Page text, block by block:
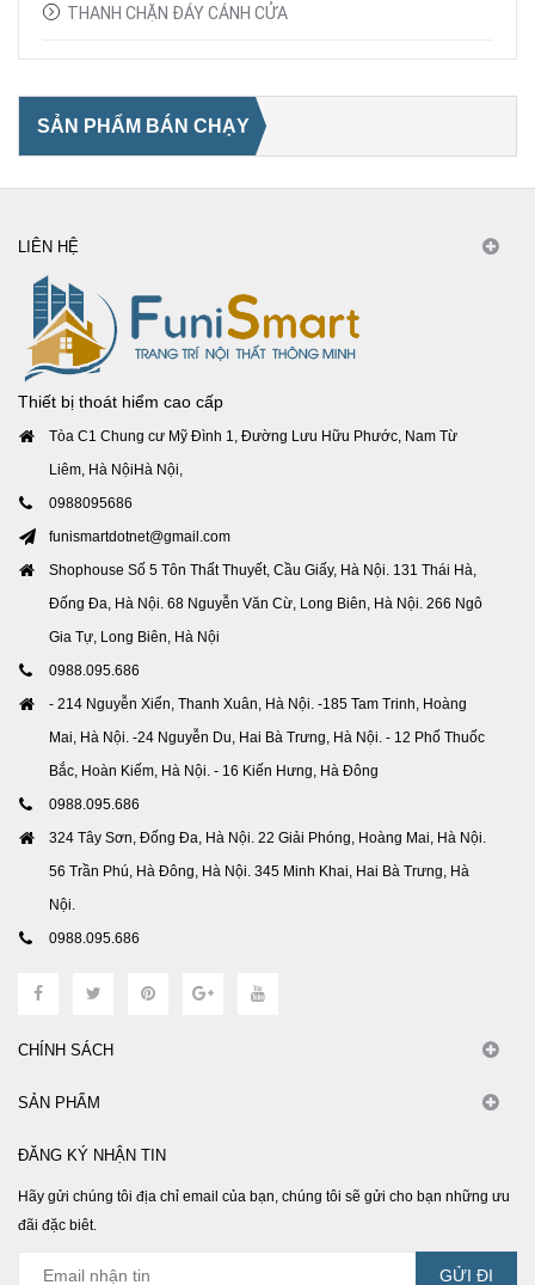
THANH CHẶN ĐÁY CÁNH CỬA
SẢN PHẨM BÁN CHẠY
LIÊN HỆ
Thiết bị thoát hiểm cao cấp
Tòa C1 Chung cư Mỹ Đình 1, Đường Lưu Hữu Phước, Nam Từ
Liêm, Hà NộiHà Nội,
0988095686
funismartdotnet@gmail.com
Shophouse Số 5 Tôn Thất Thuyết, Cầu Giấy, Hà Nội. 131 Thái Hà,
Đống Đa, Hà Nội. 68 Nguyễn Văn Cừ, Long Biên, Hà Nội. 266 Ngô
Gia Tự, Long Biên, Hà Nội
0988.095.686
- 214 Nguyễn Xiển, Thanh Xuân, Hà Nội. -185 Tam Trinh, Hoàng
Mai, Hà Nội. -24 Nguyễn Du, Hai Bà Trưng, Hà Nội. - 12 Phố Thuốc
Bắc, Hoàn Kiếm, Hà Nội. - 16 Kiến Hưng, Hà Đông
0988.095.686
324 Tây Sơn, Đống Đa, Hà Nội. 22 Giải Phóng, Hoàng Mai, Hà Nội.
56 Trần Phú, Hà Đông, Hà Nội. 345 Minh Khai, Hai Bà Trưng, Hà
Nội.
0988.095.686
CHÍNH SÁCH
SẢN PHẨM
ĐĂNG KÝ NHẬN TIN
Hãy gửi chúng tôi địa chỉ email của bạn, chúng tôi sẽ gửi cho bạn những ưu
đãi đặc biêt.